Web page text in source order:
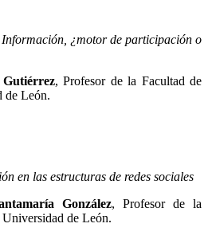
Información, ¿motor de participación o
, Profesor de la Facultad de
de León.
en las estructuras de redes sociales
González, Profesor de la
de León.